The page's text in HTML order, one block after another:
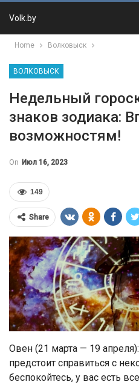
Volk.by
Home Волковыск
ВОЛКОВЫСК
Недельный
знаков зодиака:
возможностям!
On Июл 16, 2023
149
Share
Овен (21 марта — 19
предстоит справиться с
беспокойтесь, у вас есть